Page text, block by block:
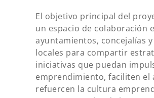
El objetivo principal del
un espacio de colaboración
ayuntamientos, concejalías
locales para compartir
iniciativas que puedan
emprendimiento, faciliten el
refuercen la cultura